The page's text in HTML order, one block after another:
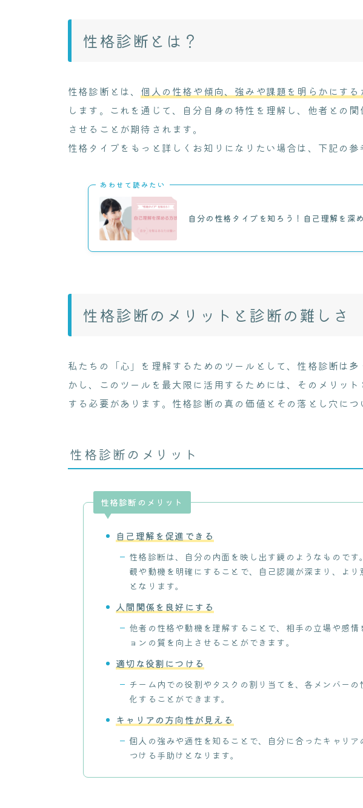
性格診断とは？
性格診断とは、 個人の性格や傾向、強みや課題を明らかにす
します。これを通じて、自分自身の特性を理解し、他者との
させることが期待されます。
性格タイプをもっと詳しくお知りになりたい場合は、下記の参
あわせて読みたい
自分の性格タイプを知ろう！自己理解を深
性格診断のメリットと診断の難しさ
私たちの「心」を理解するためのツールとして、性格診断は
かし、このツールを最大限に活用するためには、そのメリッ
する必要があります。性格診断の真の価値とその落とし穴につ
性格診断のメリット
性格診断のメリット
自己理解を促進できる
性格診断は、自分の内面を映し出す鏡のようなもので
観や動機を明確にすることで、自己認識が深まり、よ
となります。
人間関係を良好にする
他者の性格や動機を理解することで、相手の立場や感情
ョンの質を向上させることができます。
適切な役割につける
チーム内での役割やタスクの割り当てを、各メンバー
化することができます。
キャリアの方向性が見える
個人の強みや適性を知ることで、自分に合ったキャリア
つける手助けとなります。